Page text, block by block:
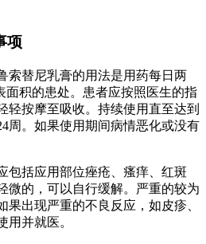
项
索替尼乳膏的用法是用药每日两
面积的患处。患者应按照医生的指
轻按摩至吸收。持续使用直至达到
周。如果使用期间病情恶化或没有
包括应用部位痤疮、瘙痒、红斑
微的，可以自行缓解。严重的较为
果出现严重的不良反应，如皮疹、
用并就医。